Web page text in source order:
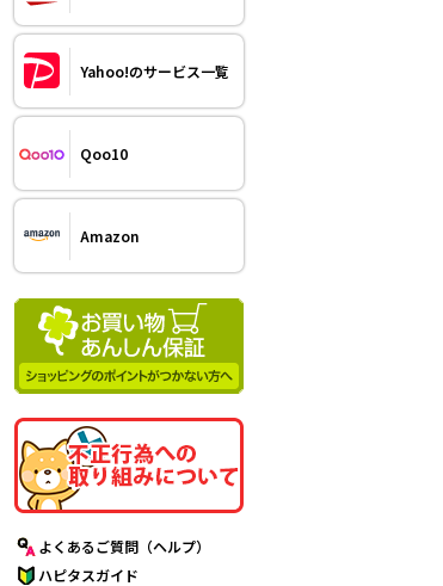
Yahoo!のサービス一覧
Qoo10
Amazon
よくあるご質問（ヘルプ）
ハピタスガイド